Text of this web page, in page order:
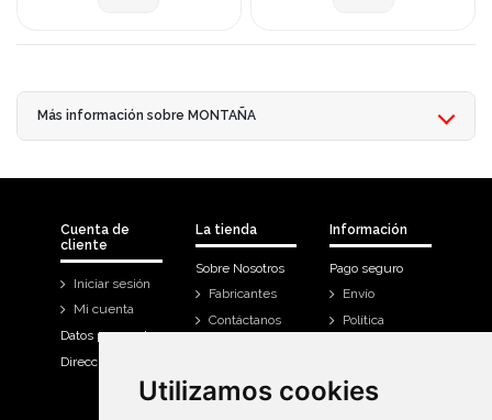
Utilizamos cookies
Utilizamos cookies
Más información sobre MONTAÑA
Cuenta de
cliente
Iniciar sesión
Mi cuenta
Datos personales
Direcciones
La tienda
Sobre Nosotros
Fabricantes
Contáctanos
Información
Pago seguro
Envío
Política
Historial de